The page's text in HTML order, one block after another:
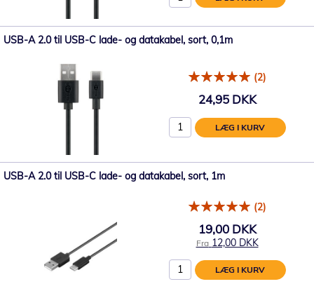
USB-A 2.0 til USB-C lade- og datakabel, sort, 0,1m
(2)
24,95 DKK
LÆG I KURV
USB-A 2.0 til USB-C lade- og datakabel, sort, 1m
(2)
19,00 DKK
Fra 12,00 DKK
LÆG I KURV